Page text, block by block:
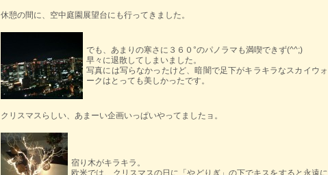
休憩の間に、空中庭園展望台にも行ってきました。
でも、あまりの寒さに３６０°のパノラマも満喫できず(^^;)
早々に退散してしまいました。
写真には写らなかったけど、暗闇で足下がキラキラなスカイウォ
ークはとっても美しかったです。
クリスマスらしい、あまーい企画いっぱいやってましたョ。
宿り木がキラキラ。
欧米では、クリスマスの日に「やどりぎ」の下でキスをすると永遠に